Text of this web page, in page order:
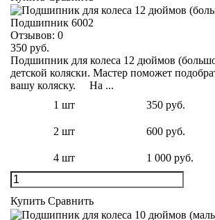
Подшипник 6002
Отзывов: 0
350 руб.
Подшипник для колеса 12 дюймов
детской коляски. Мастер поможет
вашу коляску. На ...
1 шт
350 руб.
2 шт 600 руб.
4 шт 1 000 руб.
Купить Сравнить